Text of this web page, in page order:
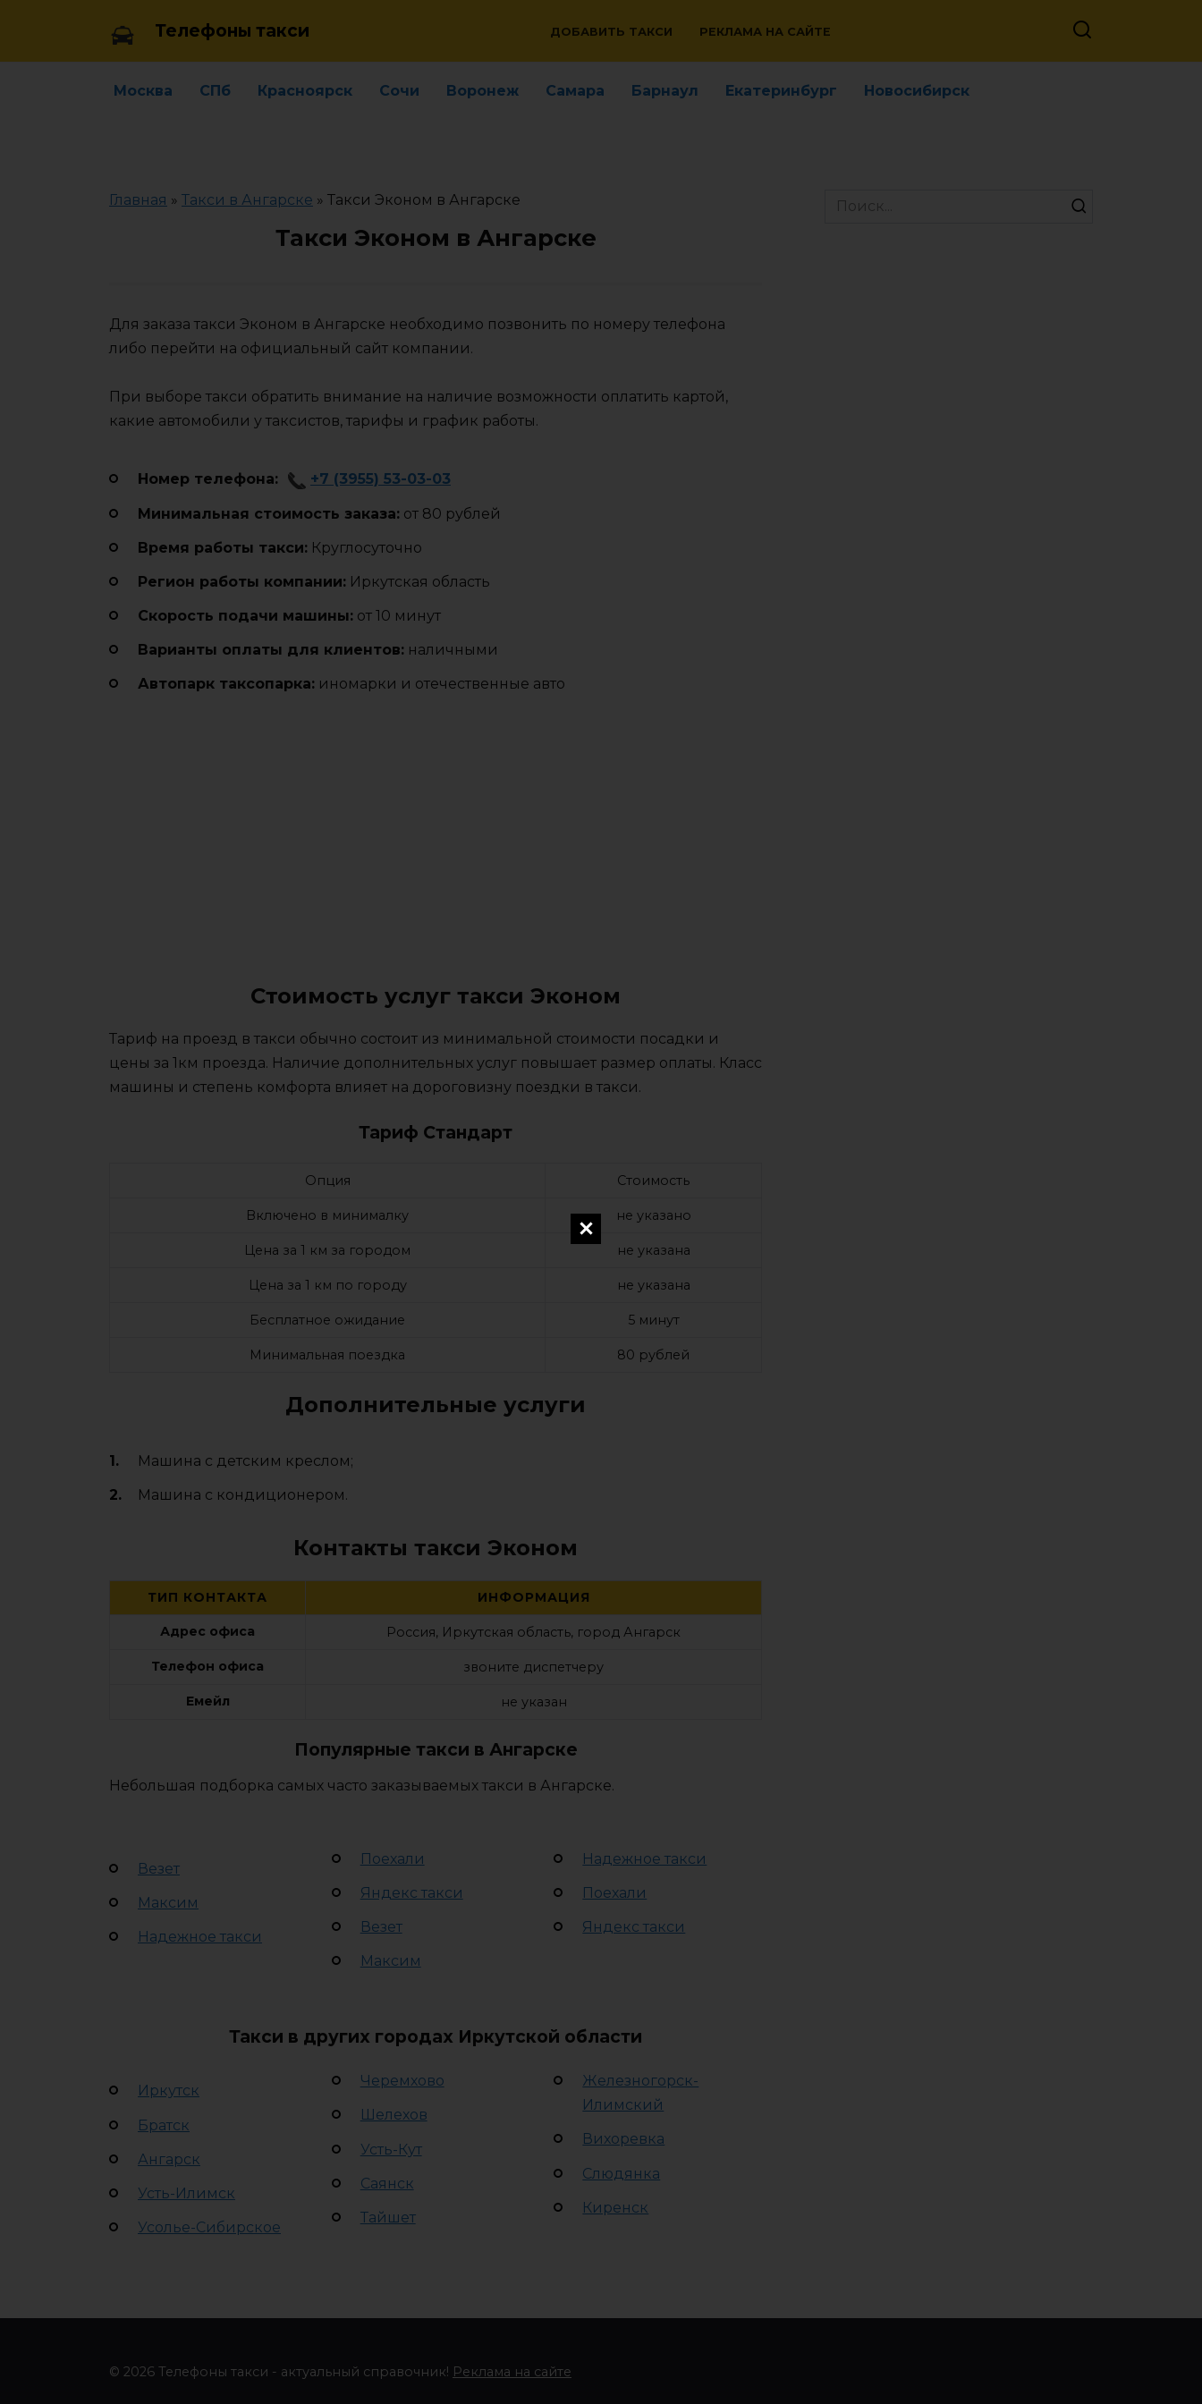
Телефоны такси ДОБАВИТЬ ТАКСИ РЕКЛАМА НА САЙТЕ
Москва СПб Красноярск Сочи Воронеж Самара Барнаул Екатеринбург Новосибирск
Главная » Такси в Ангарске » Такси Эконом в Ангарске
Такси Эконом в Ангарске
Для заказа такси Эконом в Ангарске необходимо позвонить по номеру телефона
либо перейти на официальный сайт компании.
При выборе такси обратить внимание на наличие возможности оплатить картой,
какие автомобили у таксистов, тарифы и график работы.
Номер телефона: +7 (3955) 53-03-03
Минимальная стоимость заказа: от 80 рублей
Время работы такси: Круглосуточно
Регион работы компании: Иркутская область
Cкорость подачи машины: от 10 минут
Варианты оплаты для клиентов: наличными
Автопарк таксопарка: иномарки и отечественные авто
Стоимость услуг такси Эконом
Тариф на проезд в такси обычно состоит из минимальной стоимости посадки и
цены за 1км проезда. Наличие дополнительных услуг повышает размер оплаты. Класс
машины и степень комфорта влияет на дороговизну поездки в такси.
Тариф Стандарт
Опция Стоимость
Включено в минималку не указано
Цена за 1 км за городом не указана
Цена за 1 км по городу не указана
Бесплатное ожидание 5 минут
Минимальная поездка 80 рублей
Дополнительные услуги
Машина с детским креслом;
Машина с кондиционером.
Контакты такси Эконом
ТИП КОНТАКТА ИНФОРМАЦИЯ
Адрес офиса Россия, Иркутская область, город Ангарск
Телефон офиса звоните диспетчеру
Емейл не указан
Популярные такси в Ангарске
Небольшая подборка самых часто заказываемых такси в Ангарске.
Везет
Максим
Надежное такси
Поехали
Яндекс такси
Везет
Максим
Надежное такси
Поехали
Яндекс такси
Такси в других городах Иркутской области
Иркутск
Братск
Ангарск
Усть-Илимск
Усолье-Сибирское
Черемхово
Шелехов
Усть-Кут
Саянск
Тайшет
Железногорск-
Илимский
Вихоревка
Слюдянка
Киренск
Search
© 2026 Телефоны такси - актуальный справочник! Реклама на сайте